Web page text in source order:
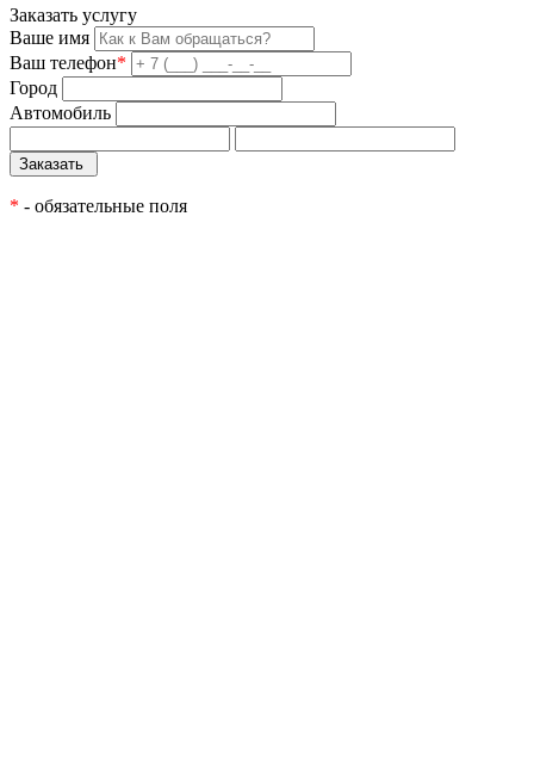
Заказать услугу
Ваше имя
Ваш телефон*
Город
Автомобиль
* - обязательные поля